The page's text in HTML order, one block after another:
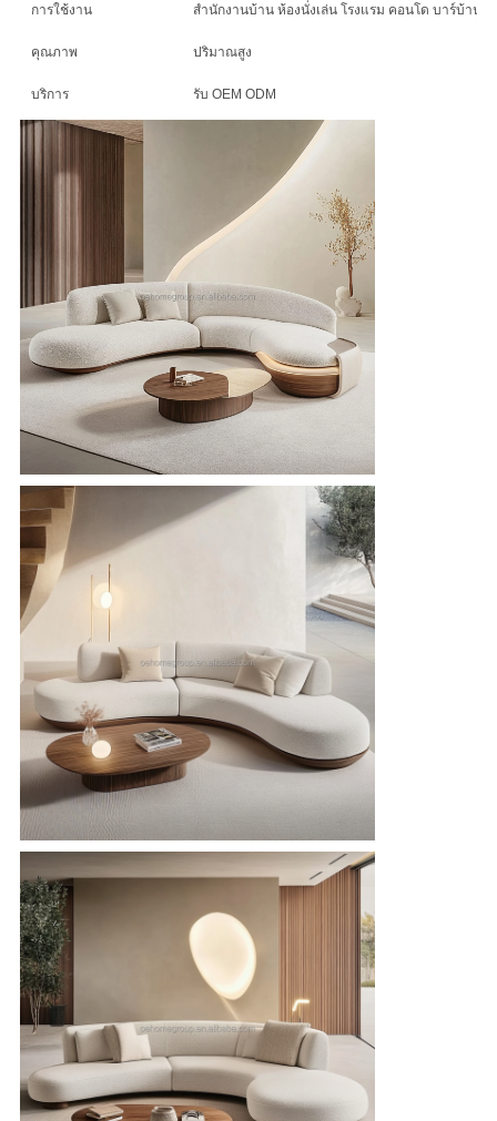
นโยบาย
ความ
เป็น
ส่วน
การใช้งาน สํานักงานบ้าน ห้องนั่งเล่น โรงแรม คอนโด บาร์บ้าน วิ
คุณภาพ ปริมาณสูง
บริการ รับ OEM ODM